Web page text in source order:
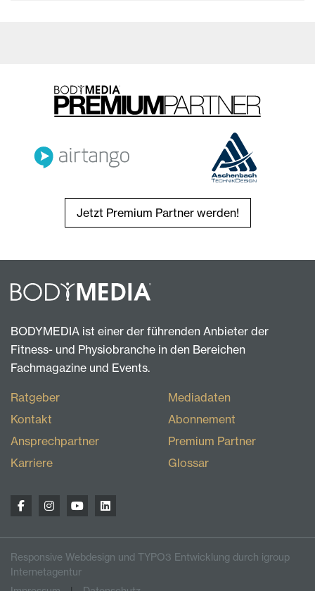
Jetzt Premium Partner werden!
BODYMEDIA ist einer der führenden Anbieter der
Fitness- und Physiobranche in den Bereichen
Fachmagazine und Events.
Ratgeber
Kontakt
Ansprechpartner
Karriere
Mediadaten
Abonnement
Premium Partner
Glossar
Responsive Webdesign und TYPO3 Entwicklung durch igroup
Internetagentur